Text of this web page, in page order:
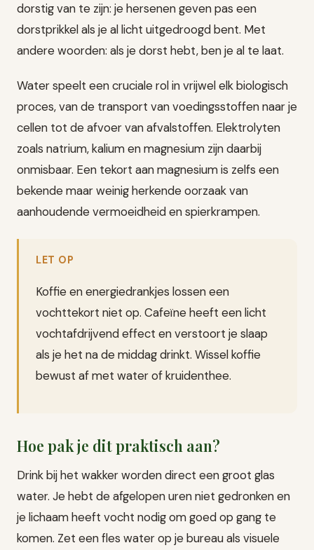
dorstig van te zijn: je hersenen geven pas een
dorstprikkel als je al licht uitgedroogd bent. Met
andere woorden: als je dorst hebt, ben je al te laat.
Water speelt een cruciale rol in vrijwel elk biologisch
proces, van de transport van voedingsstoffen naar je
cellen tot de afvoer van afvalstoffen. Elektrolyten
zoals natrium, kalium en magnesium zijn daarbij
onmisbaar. Een tekort aan magnesium is zelfs een
bekende maar weinig herkende oorzaak van
aanhoudende vermoeidheid en spierkrampen.
LET OP
Koffie en energiedrankjes lossen een
vochttekort niet op. Cafeïne heeft een licht
vochtafdrijvend effect en verstoort je slaap
als je het na de middag drinkt. Wissel koffie
bewust af met water of kruidenthee.
Hoe pak je dit praktisch aan?
Drink bij het wakker worden direct een groot glas
water. Je hebt de afgelopen uren niet gedronken en
je lichaam heeft vocht nodig om goed op gang te
komen. Zet een fles water op je bureau als visuele